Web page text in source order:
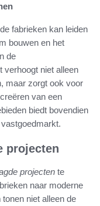
fabrieken kan leiden
bouwen en het
de
verhoogt niet alleen
maar zorgt ook voor
van een
biedt bovendien
projecten
projecten te
naar moderne
niet alleen de